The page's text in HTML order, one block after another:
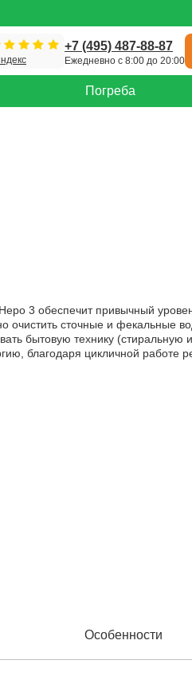
+7 (495) 487-88-87
Ежедневно с 8:00 до 20:00
Погреба
3 обеспечит привычный
очистить сточные и фекальные
бытовую технику
благодаря цикличной работе
Особенности